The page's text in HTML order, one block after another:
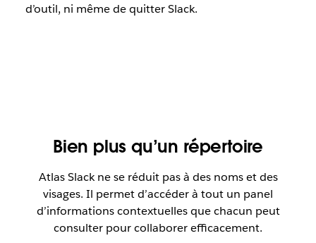
d’outil, ni même de quitter Slack.
Bien plus qu’un répertoire
Atlas Slack ne se réduit pas à des noms et des
visages. Il permet d’accéder à tout un panel
d’informations contextuelles que chacun peut
consulter pour collaborer efficacement.